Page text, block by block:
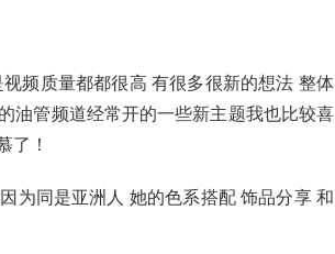
频质量都都很高 有很多很新的想法 整体
油管频道经常开的一些新主题我也比较喜
了！
为同是亚洲人 她的色系搭配 饰品分享 和